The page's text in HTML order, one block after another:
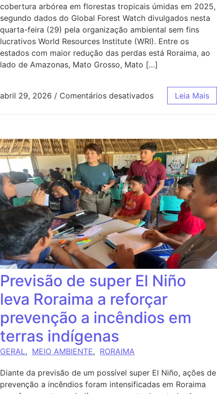
cobertura arbórea em florestas tropicais úmidas em 2025,
segundo dados do Global Forest Watch divulgados nesta
quarta-feira (29) pela organização ambiental sem fins
lucrativos World Resources Institute (WRI). Entre os
estados com maior redução das perdas está Roraima, ao
lado de Amazonas, Mato Grosso, Mato […]
abril 29, 2026 / Comentários desativados Leia Mais
Previsão de super El Niño
leva Roraima a reforçar
prevenção a incêndios em
terras indígenas
GERAL, MEIO AMBIENTE, RORAIMA
Diante da previsão de um possível super El Niño, ações de
prevenção a incêndios foram intensificadas em Roraima